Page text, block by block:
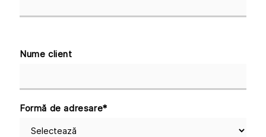
Nume client
Formă de adresare*